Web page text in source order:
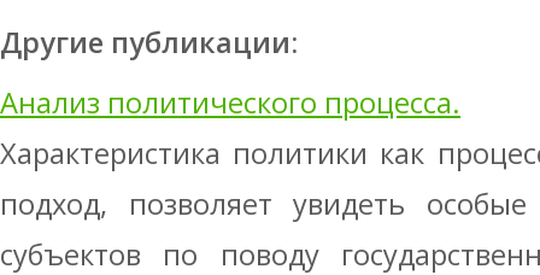
Другие публикации:
Анализ политического процесса.
Характеристика политики как
подход, позволяет увидеть
субъектов по поводу